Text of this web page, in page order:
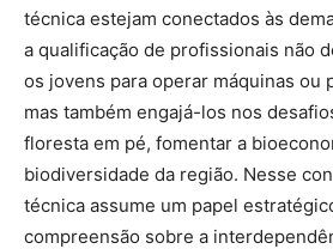
técnica estejam conectados às
a qualificação de profissionais não
os jovens para operar máquinas ou
mas também engajá-los nos
floresta em pé, fomentar a
biodiversidade da região. Nesse
técnica assume um papel
compreensão sobre a